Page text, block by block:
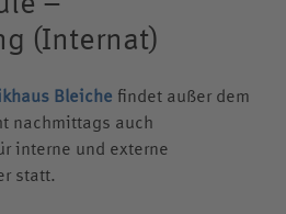
Begabungsförderung
Blasien
(Internat)
Bleiche findet außer dem
nachmittags auch
interne und externe
statt.